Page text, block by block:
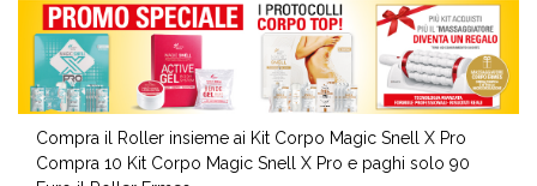
Compra il Roller insieme ai Kit Corpo Magic Snell X Pro
Compra 10 Kit Corpo Magic Snell X Pro e paghi solo 90